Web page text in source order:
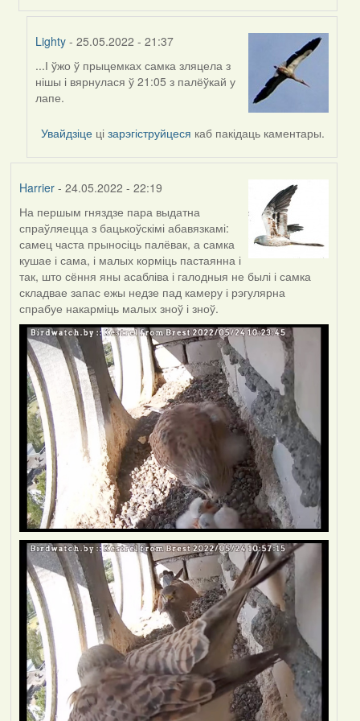
Lighty - 25.05.2022 - 21:37
In
reply
to
Lighty
...І ўжо ў прыцемках самка зляцела з
нішы і вярнулася ў 21:05 з палёўкай у
лапе.
Увайдзіце цізарэгіструйцеся каб пакідаць каментары.
Harrier- 24.05.2022 - 22:19
На першым гняздзе пара выдатна
спраўляецца з бацькоўскімі абавязкамі:
самец часта прыносіць палёвак, а самка
кушае і сама, і малых корміць пастаянна і
так, што сёння яны асабліва і галодныя не былі і самка
складвае запас ежы недзе пад камеру і рэгулярна
спрабуе накарміць малых зноў і зноў.